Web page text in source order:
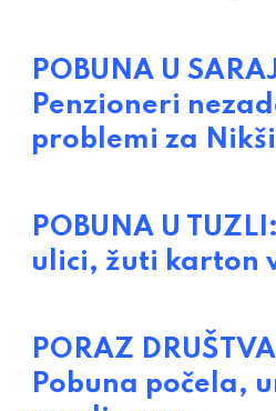
POBUNA U
Penzioneri
problemi za
POBUNA U
ulici, žuti karton
PORAZ
Pobuna počela,